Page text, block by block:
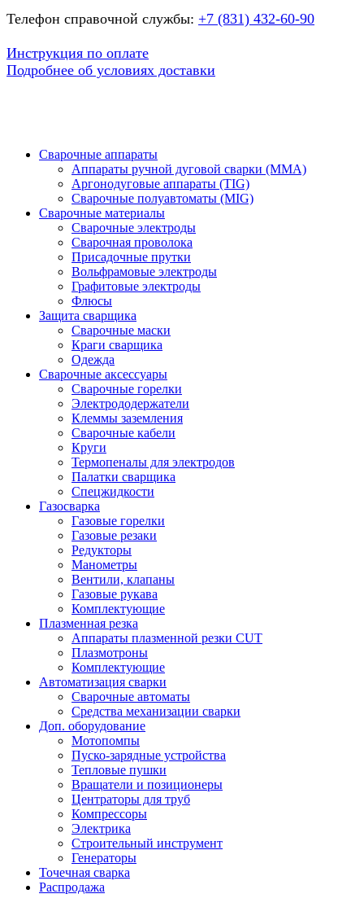
Телефон справочной службы: +7 (831) 432-60-90
Инструкция по оплате
Подробнее об условиях доставки
Сварочные аппараты
Аппараты ручной дуговой сварки (MMA)
Аргонодуговые аппараты (TIG)
Сварочные полуавтоматы (MIG)
Сварочные материалы
Сварочные электроды
Сварочная проволока
Присадочные прутки
Вольфрамовые электроды
Графитовые электроды
Флюсы
Защита сварщика
Сварочные маски
Краги сварщика
Одежда
Сварочные аксессуары
Сварочные горелки
Электрододержатели
Клеммы заземления
Сварочные кабели
Круги
Термопеналы для электродов
Палатки сварщика
Спецжидкости
Газосварка
Газовые горелки
Газовые резаки
Редукторы
Манометры
Вентили, клапаны
Газовые рукава
Комплектующие
Плазменная резка
Аппараты плазменной резки CUT
Плазмотроны
Комплектующие
Автоматизация сварки
Сварочные автоматы
Средства механизации сварки
Доп. оборудование
Мотопомпы
Пуско-зарядные устройства
Тепловые пушки
Вращатели и позиционеры
Центраторы для труб
Компрессоры
Электрика
Строительный инструмент
Генераторы
Точечная сварка
Распродажа